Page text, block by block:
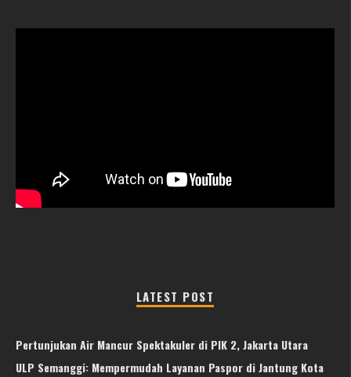
LATEST POST
Pertunjukan Air Mancur Spektakuler di PIK 2, Jakarta Utara
ULP Semanggi: Mempermudah Layanan Paspor di Jantung Kota